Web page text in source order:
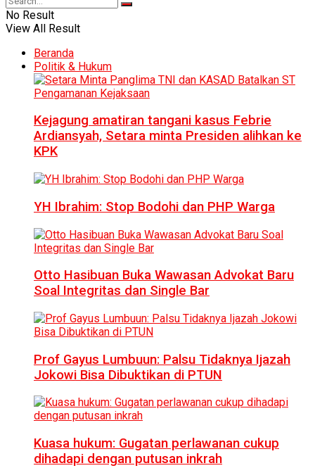
No Result
View All Result
Beranda
Politik & Hukum
Kejagung amatiran tangani kasus Febrie
Ardiansyah, Setara minta Presiden alihkan ke
KPK
YH Ibrahim: Stop Bodohi dan PHP Warga
Otto Hasibuan Buka Wawasan Advokat Baru
Soal Integritas dan Single Bar
Prof Gayus Lumbuun: Palsu Tidaknya Ijazah
Jokowi Bisa Dibuktikan di PTUN
Kuasa hukum: Gugatan perlawanan cukup
dihadapi dengan putusan inkrah